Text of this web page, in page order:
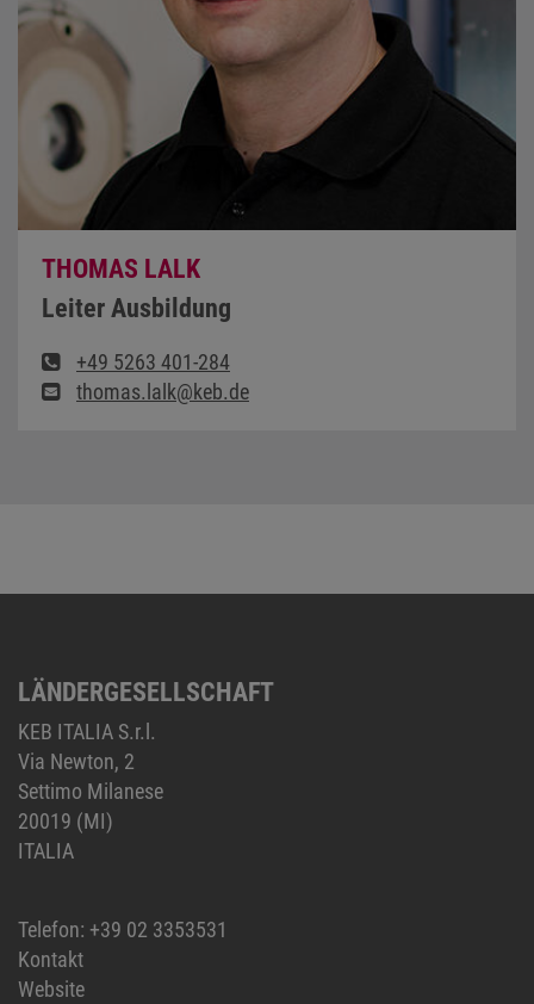
THOMAS LALK
Leiter Ausbildung
+49 5263 401-284
thomas.lalk@keb.de
LÄNDERGESELLSCHAFT
KEB ITALIA S.r.l.
Via Newton, 2
Settimo Milanese
20019 (MI)
ITALIA
Telefon: +39 02 3353531
Kontakt
Website